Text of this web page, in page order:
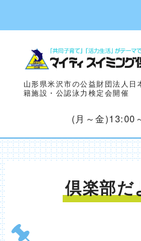
山形県米沢市の公益財団法人
籍施設・公認泳力検定会開催
(月～金)13:00
倶楽部だ